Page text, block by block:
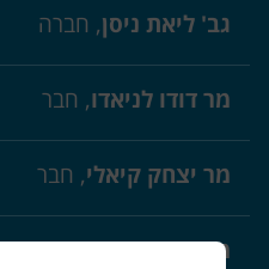
גב' ליאת ניסן, חברה
מר דודו לניאדו, חבר
מר יצחק קיאלי, חבר
מר שי מערבי, חבר